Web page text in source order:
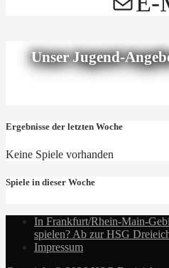
Unser Jugend-
Ergebnisse der letzten Woche
Keine Spiele vorhanden
Spiele in dieser Woche
In Frankfurt/Rhein-Main-
spielen? Ab zur HSG
Impressum